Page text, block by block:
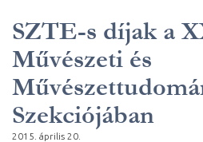
SZTE-s díjak a
Művészeti és
Szekciójában
2015. április 20.